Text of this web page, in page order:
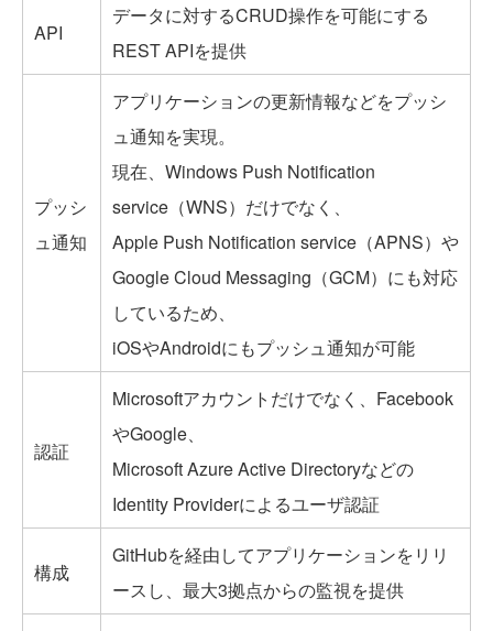
API
データに対するCRUD操作を可能にする
REST APIを提供
プッシ
ュ通知
アプリケーションの更新情報などをプッシ
ュ通知を実現。
現在、Windows Push Notification
service（WNS）だけでなく、
Apple Push Notification service（APNS）や
Google Cloud Messaging（GCM）にも対応
しているため、
iOSやAndroidにもプッシュ通知が可能
認証
Microsoftアカウントだけでなく、Facebook
やGoogle、
Microsoft Azure Active Directoryなどの
Identity Providerによるユーザ認証
構成
GitHubを経由してアプリケーションをリリ
ースし、最大3拠点からの監視を提供